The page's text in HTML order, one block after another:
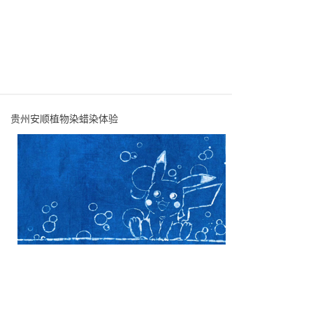
贵州安顺植物染蜡染体验